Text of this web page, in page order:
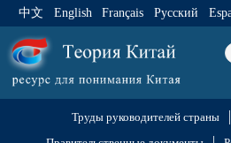
中文 English Français Pусский
Труды руководителей страны